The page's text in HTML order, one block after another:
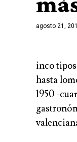
agosto 21,
inco
hasta
1950 -